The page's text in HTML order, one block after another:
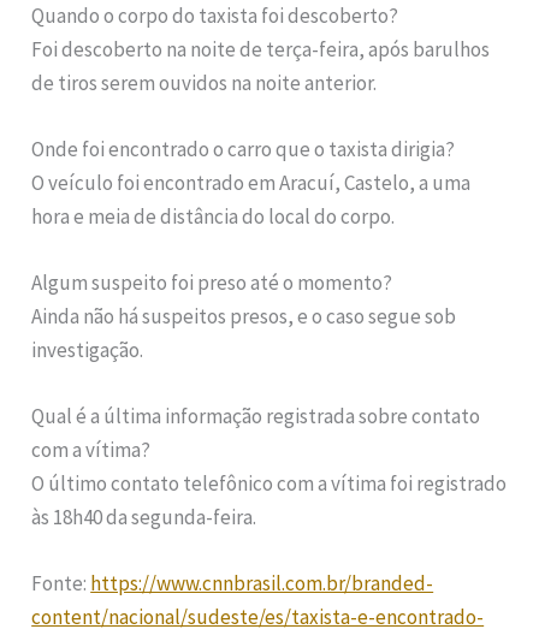
Quando o corpo do taxista foi descoberto?
Foi descoberto na noite de terça-feira, após barulhos
de tiros serem ouvidos na noite anterior.
Onde foi encontrado o carro que o taxista dirigia?
O veículo foi encontrado em Aracuí, Castelo, a uma
hora e meia de distância do local do corpo.
Algum suspeito foi preso até o momento?
Ainda não há suspeitos presos, e o caso segue sob
investigação.
Qual é a última informação registrada sobre contato
com a vítima?
O último contato telefônico com a vítima foi registrado
às 18h40 da segunda-feira.
Fonte: https://www.cnnbrasil.com.br/branded-
content/nacional/sudeste/es/taxista-e-encontrado-